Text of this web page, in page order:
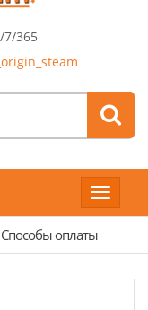
7/365
Toggle
Способы оплаты